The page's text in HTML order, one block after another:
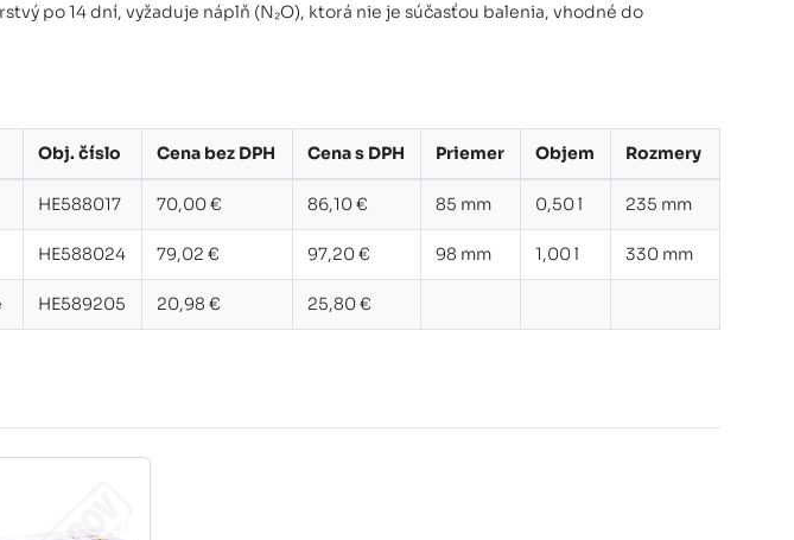
po 14 dní, vyžaduje náplň (N₂O), ktorá nie je súčasťou balenia, vhodné do
Obj. číslo Cena bez DPH Cena s DPH Priemer Objem Rozmery
HE588017 70,00 € 86,10 € 85 mm 0,50 l 235 mm
HE588024 79,02 € 97,20 € 98 mm 1,00 l 330 mm
HE589205 20,98 € 25,80 €